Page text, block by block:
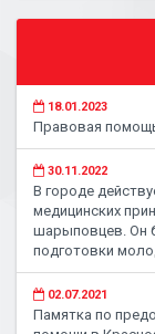
18.01.2023
Правовая
30.11.2022
В городе
медицинских
шарыповцев. Он
подготовки
02.07.2021
Памятка по